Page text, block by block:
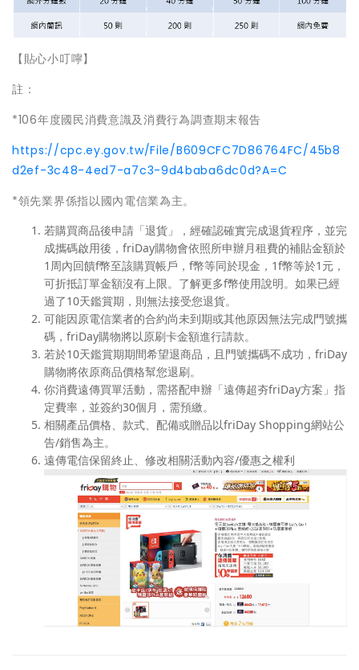
【貼心小叮嚀】
註：
*106年度國民消費意識及消費行為調查期末報告
https://cpc.ey.gov.tw/File/B609CFC7D86764FC/45b8
d2ef-3c48-4ed7-a7c3-9d4baba6dc0d?A=C
*領先業界係指以國內電信業為主。
若購買商品後申請「退貨」，經確認確實完成退貨程序，並完
成攜碼啟用後，friDay購物會依照所申辦月租費的補貼金額於
1周內回饋f幣至該購買帳戶，f幣等同於現金，1f幣等於1元，
可折抵訂單金額沒有上限。了解更多f幣使用說明。如果已經
過了10天鑑賞期，則無法接受您退貨。
可能因原電信業者的合約尚未到期或其他原因無法完成門號攜
碼，friDay購物將以原刷卡金額進行請款。
若於10天鑑賞期期間希望退商品，且門號攜碼不成功，friDay
購物將依原商品價格幫您退刷。
你消費遠傳買單活動，需搭配申辦「遠傳超夯friDay方案」指
定費率，並簽約30個月，需預繳。
相關產品價格、款式、配備或贈品以friDay Shopping網站公
告/銷售為主。
遠傳電信保留終止、修改相關活動內容/優惠之權利